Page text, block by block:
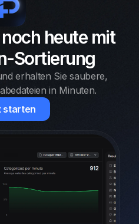
heute mit
Sortierung
erhalten Sie saubere,
in Minuten.
starten